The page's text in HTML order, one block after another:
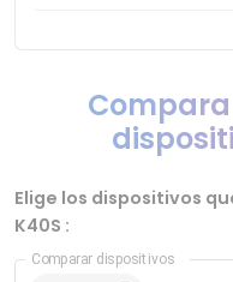
Compara
Elige los dispositivos
K40S :
Comparar dispositivos